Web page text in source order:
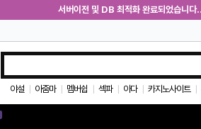
서버이전 및 DB 최적화 완료되었습니다..
야설 아줌마 멤버쉽 섹파 아다 카지노사이트